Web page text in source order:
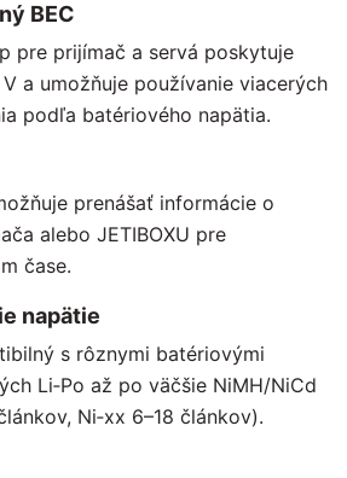
BEC
pre prijímač a servá poskytuje
a umožňuje používanie viacerých
podľa batériového napätia.
prenášať informácie o
alebo JETIBOXU pre
čase.
napätie
s rôznymi batériovými
Li‑Po až po väčšie NiMH/NiCd
Ni‑xx 6–18 článkov).